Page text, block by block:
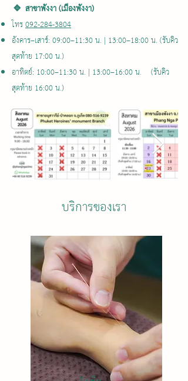
🔹 สาขาพังงา (เมืองพังงา)
โทร092-284-3804
อังคาร–เสาร์: 09:00–11:30 น. | 13:00–18:00 น. (รับคิว
สุดท้าย 17:00 น.)
อาทิตย์: 10:00–11:30 น. | 13:00–16:00 น. (รับคิว
สุดท้าย 16:00 น.)
บริการของเรา